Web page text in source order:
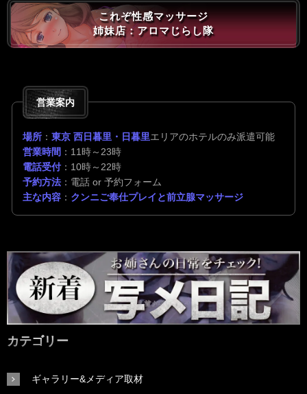
これぞ性感マッサージ
姉妹店：アロマじらし隊
営業案内
場所 ： 東京 西日暮里・日暮里エリアのホテルのみ派遣可能
営業時間 ：11時～23時
電話受付：10時～22時
予約方法 ：電話 or 予約フォーム
主な内容 ： クンニご奉仕プレイと前立腺マッサージ
カテゴリー
ギャラリー&メディア取材